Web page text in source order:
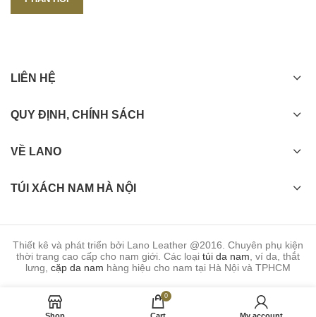
LIÊN HỆ
QUY ĐỊNH, CHÍNH SÁCH
VỀ LANO
TÚI XÁCH NAM HÀ NỘI
Thiết kê và phát triển bởi Lano Leather @2016. Chuyên phụ kiện
thời trang cao cấp cho nam giới. Các loại túi da nam, ví da, thắt
lưng, cặp da nam hàng hiệu cho nam tại Hà Nội và TPHCM
0